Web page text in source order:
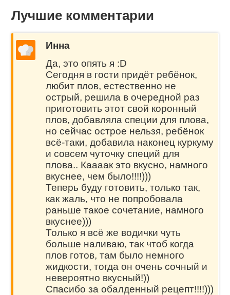
Лучшие комментарии
Инна
Да, это опять я :D
Сегодня в гости придёт ребёнок,
любит плов, естественно не
острый, решила в очередной раз
приготовить этот свой коронный
плов, добавляла специи для плова,
но сейчас острое нельзя, ребёнок
всё-таки, добавила наконец куркуму
и совсем чуточку специй для
плова.. Каааак это вкусно, намного
вкуснее, чем было!!!!)))
Теперь буду готовить, только так,
как жаль, что не попробовала
раньше такое сочетание, намного
вкуснее)))
Только я всё же водички чуть
больше наливаю, так чтоб когда
плов готов, там было немного
жидкости, тогда он очень сочный и
невероятно вкусный!))
Спасибо за обалденный рецепт!!!!)))